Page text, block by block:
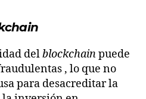
delblockchainpuede
, lo que no
para desacreditar la